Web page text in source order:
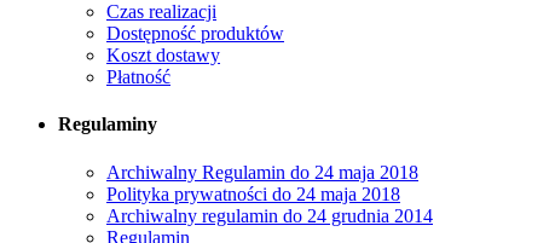
Czas realizacji
Dostępność produktów
Koszt dostawy
Płatność
Regulaminy
Archiwalny Regulamin do 24 maja 2018
Polityka prywatności do 24 maja 2018
Archiwalny regulamin do 24 grudnia 2014
Regulamin